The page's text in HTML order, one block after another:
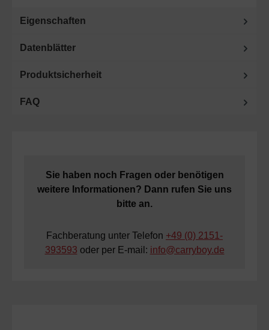
Eigenschaften
Datenblätter
Produktsicherheit
FAQ
Sie haben noch Fragen oder benötigen
weitere Informationen? Dann rufen Sie uns
bitte an.
Fachberatung unter Telefon +49 (0) 2151-
393593 oder per E-mail: info@carryboy.de